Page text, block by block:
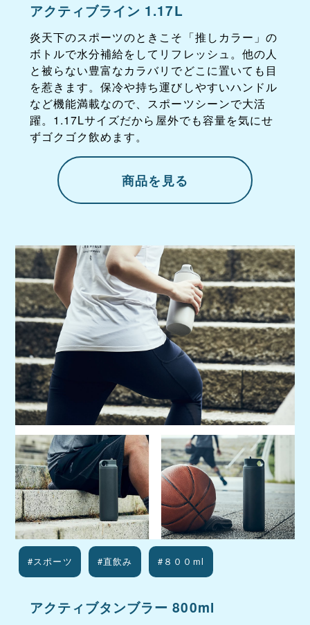
アクティブライン 1.17L
炎天下のスポーツのときこそ「推しカラー」の
ボトルで水分補給をしてリフレッシュ。他の人
と被らない豊富なカラバリでどこに置いても目
を惹きます。保冷や持ち運びしやすいハンドル
など機能満載なので、スポーツシーンで大活
躍。1.17Lサイズだから屋外でも容量を気にせ
ずゴクゴク飲めます。
商品を見る
#スポーツ #直飲み #８００ml
アクティブタンブラー 800ml